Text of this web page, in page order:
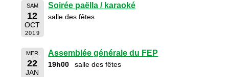
SAM
12
OCT
2019
Soirée paëlla / karaoké
salle des fêtes
MER
22
JAN
Assemblée générale du FEP
19h00 salle des fêtes